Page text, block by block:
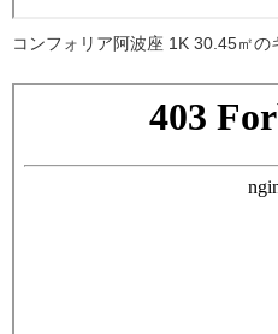
コンフォリア阿波座 1K 30.45㎡の